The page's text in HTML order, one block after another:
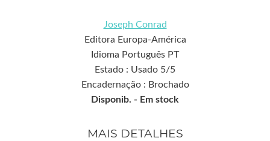
Joseph Conrad
Editora Europa-América
Idioma Português PT
Estado : Usado 5/5
Encadernação : Brochado
Disponib. - Em stock
MAIS DETALHES